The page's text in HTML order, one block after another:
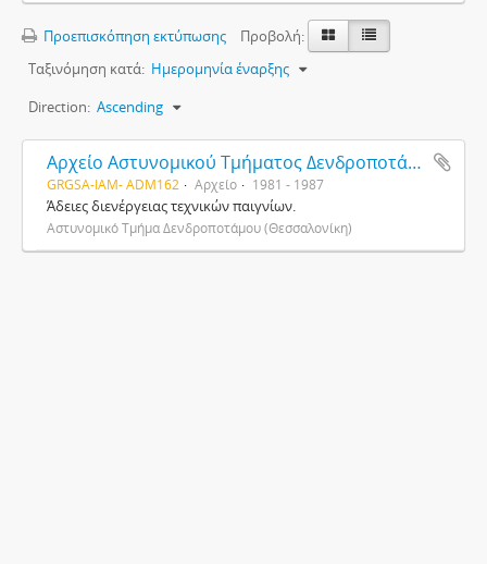
Προεπισκόπηση εκτύπωσης
Προβολή:
Ταξινόμηση κατά: Ημερομηνία έναρξης
Direction: Ascending
Αρχείο Αστυνομικού Τμήματος Δενδροποτάμου
GRGSA-IAM- ADM162 Αρχείο 1981 - 1987
Άδειες διενέργειας τεχνικών παιγνίων.
Αστυνομικό Τμήμα Δενδροποτάμου (Θεσσαλονίκη)